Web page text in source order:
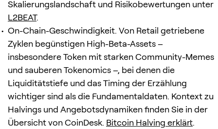
Skalierungslandschaft und Risikobewertungen unter
L2BEAT.
On-Chain-Geschwindigkeit. Von Retail getriebene
Zyklen begünstigen High-Beta-Assets –
insbesondere Token mit starken Community-Memes
und sauberen Tokenomics –, bei denen die
Liquiditätstiefe und das Timing der Erzählung
wichtiger sind als die Fundamentaldaten. Kontext zu
Halvings und Angebotsdynamiken finden Sie in der
Übersicht von CoinDesk. Bitcoin Halving erklärt.